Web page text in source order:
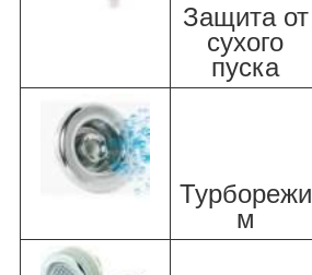
Защита от
сухого
пуска
Турборежи
м